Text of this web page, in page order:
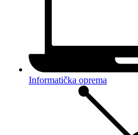
Informatička oprema